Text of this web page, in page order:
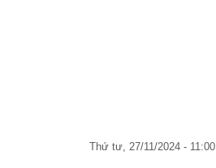
thứ tư, 27/11/2024 - 11:00